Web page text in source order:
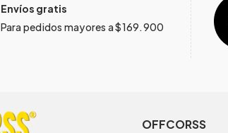
Envíos gratis
Para pedidos mayores a $169.900
OFFCORSS